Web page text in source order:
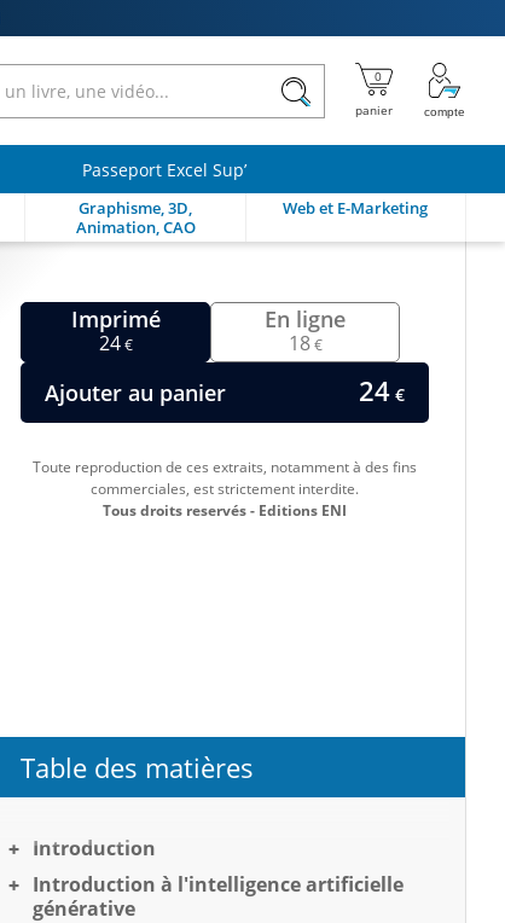
Passeport Excel Sup’
Graphisme, 3D,
Animation, CAO
Web et E-Marketing
Imprimé
24€
En ligne
18€
Ajouter au panier 24 €
Toute reproduction de ces extraits, notamment à des fins
commerciales, est strictement interdite.
Tous droits reservés - Editions ENI
Table des matières
Introduction
Introduction à l'intelligence artificielle
générative